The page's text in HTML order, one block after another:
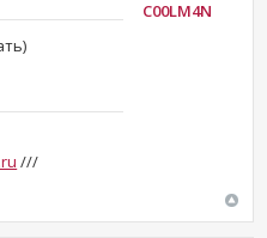
///
C00LM4N